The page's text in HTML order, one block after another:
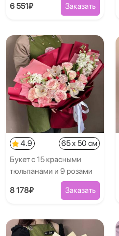
6 551₽ Заказать
4.9
65 x 50 см
Букет с 15 красными
тюльпанами и 9 розами
8 178₽ Заказать